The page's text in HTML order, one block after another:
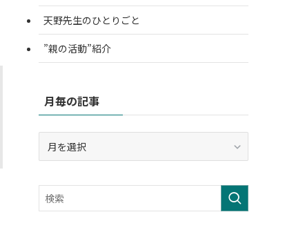
天野先生のひとりごと
”親の活動”紹介
月毎の記事
記
事